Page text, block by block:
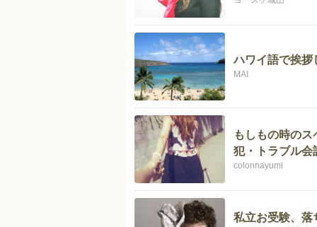
ハワイ語で挨拶
MAI
もしもの時の
犯・トラブル会
colonnayumi
私立お受験、落